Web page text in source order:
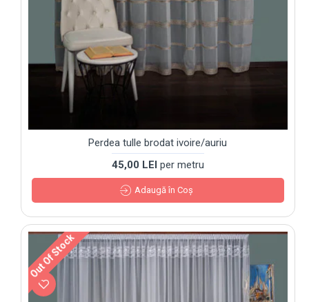
Perdea tulle brodat ivoire/auriu
45,00 LEI per metru
Adaugă în Coş
Out Of Stock